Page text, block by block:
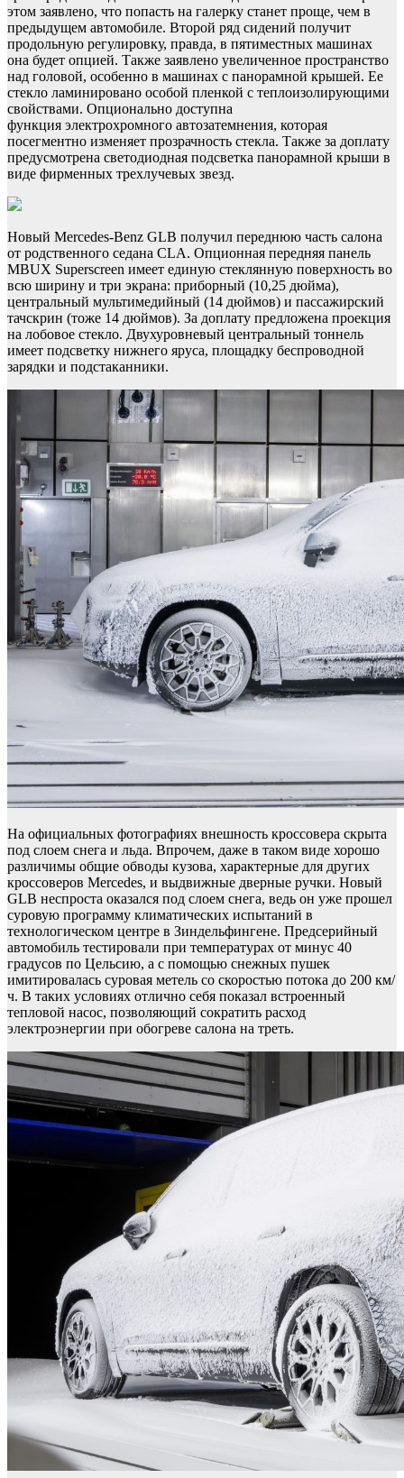
этом заявлено, что попасть на галерку станет проще, чем в
предыдущем автомобиле. Второй ряд сидений получит
продольную регулировку, правда, в пятиместных машинах
она будет опцией. Также заявлено увеличенное пространство
над головой, особенно в машинах с панорамной крышей. Ее
стекло ламинировано особой пленкой с теплоизолирующими
свойствами. Опционально доступна
функция электрохромного автозатемнения, которая
посегментно изменяет прозрачность стекла. Также за доплату
предусмотрена светодиодная подсветка панорамной крыши в
виде фирменных трехлучевых звезд.
Новый Mercedes‑Benz GLB получил переднюю часть салона
от родственного седана CLA. Опционная передняя панель
MBUX Superscreen имеет единую стеклянную поверхность во
всю ширину и три экрана: приборный (10,25 дюйма),
центральный мультимедийный (14 дюймов) и пассажирский
тачскрин (тоже 14 дюймов). За доплату предложена проекция
на лобовое стекло. Двухуровневый центральный тоннель
имеет подсветку нижнего яруса, площадку беспроводной
зарядки и подстаканники.
На официальных фотографиях внешность кроссовера скрыта
под слоем снега и льда. Впрочем, даже в таком виде хорошо
различимы общие обводы кузова, характерные для других
кроссоверов Mercedes, и выдвижные дверные ручки. Новый
GLB неспроста оказался под слоем снега, ведь он уже прошел
суровую программу климатических испытаний в
технологическом центре в Зиндельфингене. Предсерийный
автомобиль тестировали при температурах от минус 40
градусов по Цельсию, а с помощью снежных пушек
имитировалась суровая метель со скоростью потока до 200 км/
ч. В таких условиях отлично себя показал встроенный
тепловой насос, позволяющий сократить расход
электроэнергии при обогреве салона на треть.